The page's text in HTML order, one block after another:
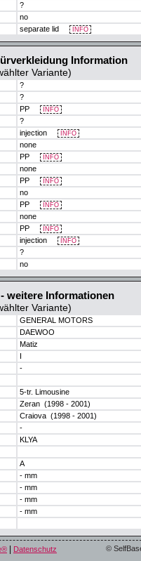
?
no
separate lid
INFO
Information
Variante)
?
?
PP
INFO
?
injection
INFO
none
PP
INFO
none
PP
INFO
no
PP
INFO
none
PP
INFO
injection
INFO
?
no
weitere Informationen
Variante)
GENERAL MOTORS
DAEWOO
Matiz
I
-
5-tr. Limousine
Zeran (1998 - 2001)
Craiova (1998 - 2001)
-
KLYA
A
- mm
- mm
- mm
- mm
Datenschutz ©